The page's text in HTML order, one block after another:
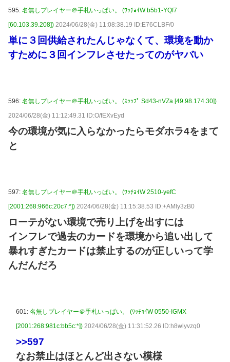
595: 名無しプレイヤー＠手札いっぱい。 (ﾜｯﾁｮｲW b5b1-YQf7
[60.103.39.208]) 2024/06/28(金) 11:08:38.19 ID:E76CLBF/0
単に３回供給されたんじゃなくて、環境を動か
すために３回インフレさせたってのがヤバい
596: 名無しプレイヤー＠手札いっぱい。 (ｽｯｯﾌﾟ Sd43-nVZa [49.98.174.30])
2024/06/28(金) 11:12:49.31 ID:O/fEXvEyd
今の環境が気に入らなかったらモダホラ4をまて
と
597: 名無しプレイヤー＠手札いっぱい。 (ﾜｯﾁｮｲW 2510-yefC
[2001:268:966c:20c7:*]) 2024/06/28(金) 11:15:38.53 ID:+AMly3zB0
ローテがない環境で売り上げを出すには
インフレで過去のカードを環境から追い出して
暴れすぎたカードは禁止するのが正しいって学
んだんだろ
601: 名無しプレイヤー＠手札いっぱい。 (ﾜｯﾁｮｲW 0550-IGMX
[2001:268:981c:bb5c:*]) 2024/06/28(金) 11:31:52.26 ID:h8wlyvzq0
>>597
なお禁止はほとんど出さない模様